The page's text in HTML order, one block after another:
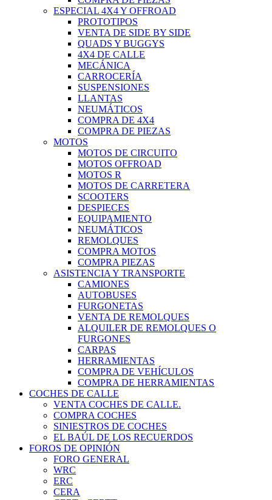
ESPECIAL 4X4 Y OFFROAD
PROTOTIPOS
VENTA DE SIDE BY SIDE
QUADS Y BUGGYS
4X4 DE CALLE
MECÁNICA
CARROCERÍA
SUSPENSIONES
LLANTAS
NEUMÁTICOS
COMPRA DE 4X4
COMPRA DE PIEZAS
MOTOS
MOTOS DE CIRCUITO
MOTOS OFFROAD
MOTOS R
MOTOS DE CARRETERA
SCOOTERS
DESPIECES
EQUIPAMIENTO
NEUMÁTICOS
REMOLQUES
COMPRA MOTOS
COMPRA PIEZAS
ASISTENCIA Y TRANSPORTE
CAMIONES
AUTOBUSES
FURGONETAS
VENTA DE REMOLQUES
ALQUILER DE REMOLQUES O
FURGONES
CARPAS
HERRAMIENTAS
COMPRA DE VEHÍCULOS
COMPRA DE HERRAMIENTAS
COCHES DE CALLE
VENTA COCHES DE CALLE.
COMPRA COCHES
SINIESTROS DE COCHES
EL BAÚL DE LOS RECUERDOS
FOROS DE OPINIÓN
FORO GENERAL
WRC
ERC
CERA